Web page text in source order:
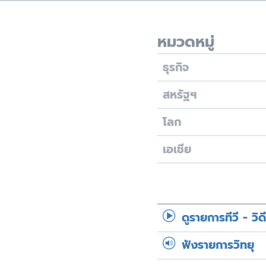
หมวดหมู่
ธุรกิจ
สหรัฐฯ
โลก
เอเชีย
ดูรายการทีวี - วิ
ฟังรายการวิทยุ